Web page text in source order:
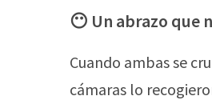
😶 Un abrazo que
Cuando ambas se
cámaras lo